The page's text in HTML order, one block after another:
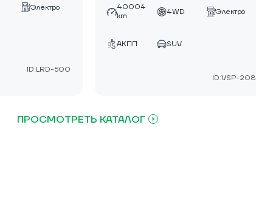
Электро
ID:LRD-500
40004
km
4WD Электро
АКПП SUV
ID:VSP-208
ПРОСМОТРЕТЬ КАТАЛОГ